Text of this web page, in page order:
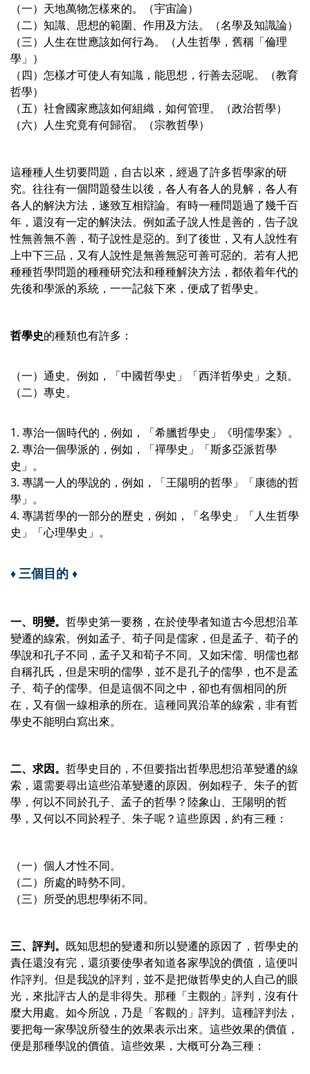
（一）天地萬物怎樣來的。（宇宙論）
（二）知識、思想的範圍、作用及方法。（名學及知識論）
（三）人生在世應該如何行為。（人生哲學，舊稱「倫理
學」）
（四）怎樣才可使人有知識，能思想，行善去惡呢。（教育
哲學）
（五）社會國家應該如何組織，如何管理。（政治哲學）
（六）人生究竟有何歸宿。（宗教哲學）
這種種人生切要問題，自古以來，經過了許多哲學家的研
究。往往有一個問題發生以後，各人有各人的見解，各人有
各人的解決方法，遂致互相辯論。有時一種問題過了幾千百
年，還沒有一定的解決法。例如孟子說人性是善的，告子說
性無善無不善，荀子說性是惡的。到了後世，又有人說性有
上中下三品，又有人說性是無善無惡可善可惡的。若有人把
種種哲學問題的種種研究法和種種解決方法，都依着年代的
先後和學派的系統，一一記敍下來，便成了哲學史。
哲學史的種類也有許多：
（一）通史。例如，「中國哲學史」「西洋哲學史」之類。
（二）專史。
1. 專治一個時代的，例如，「希臘哲學史」《明儒學案》。
2. 專治一個學派的，例如，「禪學史」「斯多亞派哲學
史」。
3. 專講一人的學說的，例如，「王陽明的哲學」「康德的哲
學」。
4. 專講哲學的一部分的歷史，例如，「名學史」「人生哲學
史」「心理學史」。
♦三個目的 ♦
一、明變。 哲學史第一要務，在於使學者知道古今思想沿革
變遷的線索。例如孟子、荀子同是儒家，但是孟子、荀子的
學說和孔子不同，孟子又和荀子不同。又如宋儒、明儒也都
自稱孔氏，但是宋明的儒學，並不是孔子的儒學，也不是孟
子、荀子的儒學。但是這個不同之中，卻也有個相同的所
在，又有個一線相承的所在。這種同異沿革的線索，非有哲
學史不能明白寫出來。
二、求因。 哲學史目的，不但要指出哲學思想沿革變遷的線
索，還需要尋出這些沿革變遷的原因。例如程子、朱子的哲
學，何以不同於孔子、孟子的哲學？陸象山、王陽明的哲
學，又何以不同於程子、朱子呢？這些原因，約有三種：
（一）個人才性不同。
（二）所處的時勢不同。
（三）所受的思想學術不同。
三、評判。 既知思想的變遷和所以變遷的原因了，哲學史的
責任還沒有完，還須要使學者知道各家學說的價值，這便叫
作評判。但是我說的評判，並不是把做哲學史的人自己的眼
光，來批評古人的是非得失。那種「主觀的」評判，沒有什
麼大用處。如今所說，乃是「客觀的」評判。這種評判法，
要把每一家學說所發生的效果表示出來。這些效果的價值，
便是那種學說的價值。這些效果，大概可分為三種：